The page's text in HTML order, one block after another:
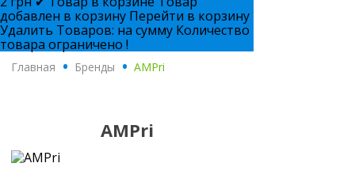
добавлен в корзину Перейти в корзину
Удалить Товаров: на сумму Количество
товара ограничено !
Главная . Бренды . AMPri
AMPri